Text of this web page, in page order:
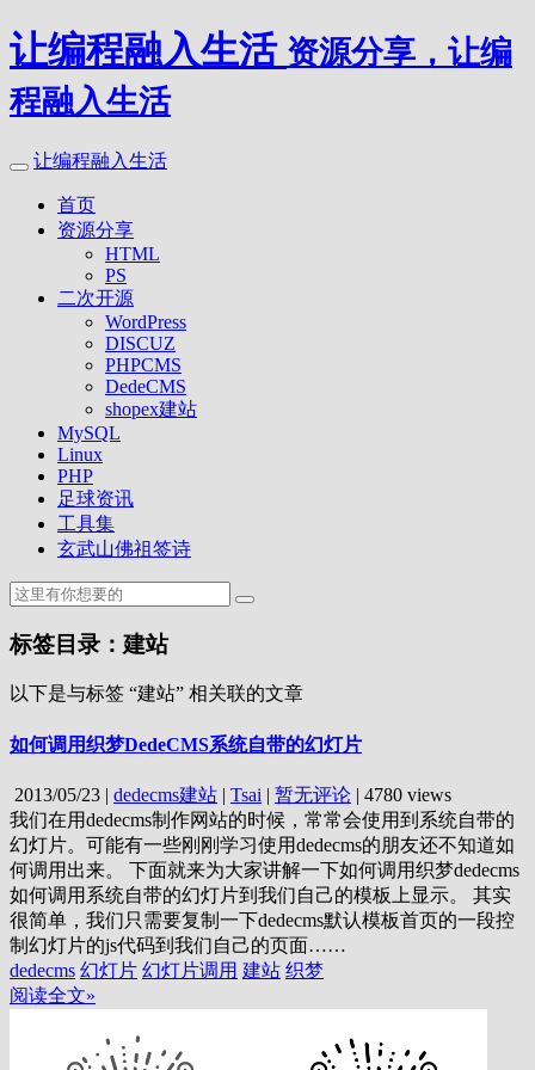
让编程融入生活 资源分享，让编
程融入生活
让编程融入生活
首页
资源分享
HTML
PS
二次开源
WordPress
DISCUZ
PHPCMS
DedeCMS
shopex建站
MySQL
Linux
PHP
足球资讯
工具集
玄武山佛祖签诗
标签目录：建站
以下是与标签 “建站” 相关联的文章
如何调用织梦DedeCMS系统自带的幻灯片
2013/05/23 | dedecms建站 | Tsai | 暂无评论 | 4780 views
我们在用dedecms制作网站的时候，常常会使用到系统自带的
幻灯片。可能有一些刚刚学习使用dedecms的朋友还不知道如
何调用出来。 下面就来为大家讲解一下如何调用织梦dedecms
如何调用系统自带的幻灯片到我们自己的模板上显示。 其实
很简单，我们只需要复制一下dedecms默认模板首页的一段控
制幻灯片的js代码到我们自己的页面……
dedecms 幻灯片 幻灯片调用 建站 织梦
阅读全文»